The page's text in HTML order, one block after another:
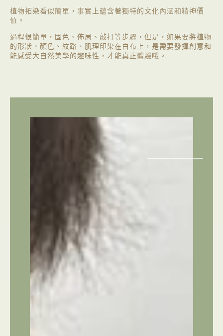
植物拓染看似簡單，事實上蘊含著獨特的文化內涵和精神價
值。
過程很簡單，固色、佈局、敲打等步驟，但是，如果要將植物
的形狀、顏色、紋路、肌理印染在白布上，是需要發揮創意和
能感受大自然美學的趣味性，才能真正體驗哦。